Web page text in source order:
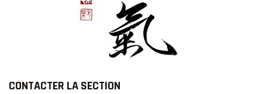
CONTACTER LA SECTION